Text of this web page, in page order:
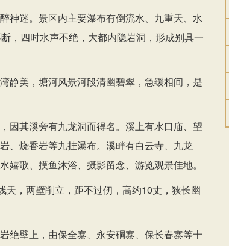
神迷。景区内主要瀑布有倒流水、九重天、水
，四时水声不绝，大都内隐岩洞，形成别具一
静美，塘河风景河段清幽碧翠，急缓相间，是
因其溪旁有九龙洞而得名。溪上有水口庙、望
、烧香岩等九挂瀑布。溪畔有白云寺、九龙
嬉歌、摸鱼沐浴、摄影留念、游览观景佳地。
天，两壁削立，距不过仞，高约10丈，狭长幽
绝壁上，由保全寨、永安硐寨、保长春寨等十